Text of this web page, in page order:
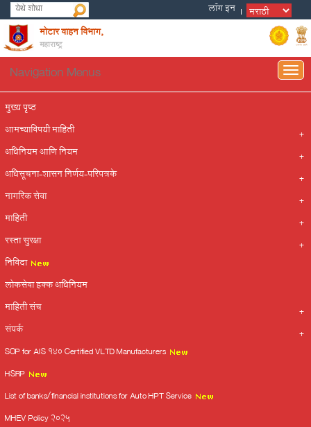
मोटार वाहन विभाग,
महाराष्ट्र
Navigation Menus
मुख्य पृष्ठ
आमच्याविषयी माहिती
अधिनियम आणि नियम
अधिसूचना-शासन निर्णय-परिपत्रके
नागरिक सेवा
माहिती
रस्ता सुरक्षा
निविदा
लोकसेवा हक्क अधिनियम
माहिती संच
संपर्क
SOP for AIS 140 Certified VLTD Manufacturers
HSRP
List of banks/financial institutions for Auto HPT Service
MHEV Policy 2025